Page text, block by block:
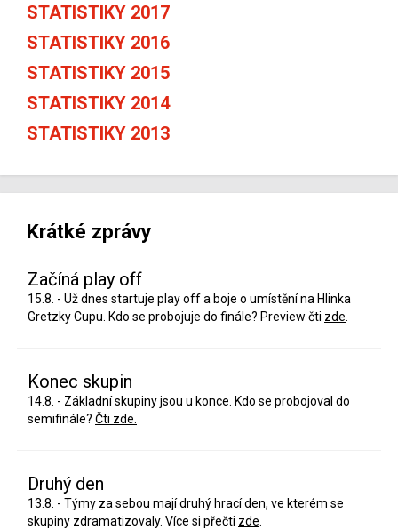
STATISTIKY 2017
STATISTIKY 2016
STATISTIKY 2015
STATISTIKY 2014
STATISTIKY 2013
Krátké zprávy
Začíná play off
15.8. - Už dnes startuje play off a boje o umístění na Hlinka
Gretzky Cupu. Kdo se probojuje do finále? Preview čti zde
Konec skupin
14.8. - Základní skupiny jsou u konce. Kdo se probojoval do
semifinále? Čti zde.
Druhý den
13.8. - Týmy za sebou mají druhý hrací den, ve kterém se
skupiny zdramatizovaly. Více si přečti zde